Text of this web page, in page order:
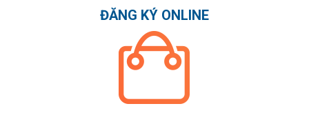
ĐĂNG KÝ ONLINE